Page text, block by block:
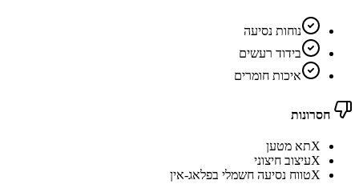
נוחות נסיעה
בידוד רעשים
איכות חומרים
חסרונות
Xתא מטען
Xעיצוב חיצוני
Xטווח נסיעה חשמלי בפלאג-אין